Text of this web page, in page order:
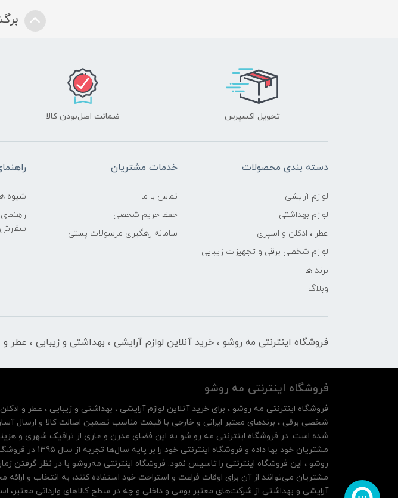
تحویل اکسپرس ضمانت اصل‌بودن کالا
دسته بندی محصولات
لوازم آرایشی
لوازم بهداشتی
عطر ، ادکلن و اسپری
لوازم شخصی برقی و تجهیزات زیبایی
برند ها
وبلاگ
خدمات مشتریان
تماس با ما
حفظ حریم شخصی
سامانه رهگیری مرسولات پستی
شیوه
سفارش
فروشگاه اینترنتی مه‌ رو‌شو ، خرید آنلاین لوازم آرایشی ، بهداشتی و زیبایی ، عطر و
فروشگاه اینترنتی مه‌ رو‌شو
فروشگاه اینترنتی مه‌ رو‌شو ، برای خرید آنلاین لوازم آرایشی ، بهداشتی و زیبایی ، عطر و ادکلن
شخصی برقی ، برندهای معتبر ایرانی و خارجی با قیمت مناسب تضمین اصالت کالا و ارسال آسان
شده است. در فروشگاه اینترنتی مه رو شو به این فضای مدرن و عاری از ترافیک شهری و
مشتریان خود بها داده و فروشگاه
روشو ، این فروشگاه اینترنتی را تاسیس نمود. فروشگاه اینترنتی مه‌رو‌شو با در نظر گرفتن
مشتریان می‌توانند از آن‌ برای اوقات فراغت و استراحت خود استفاده کنند، به انتخاب و ارائه
آرایشی و بهداشتی از شرکت‌های معتبر بومی و داخلی و چه در سطح کالاهای وارداتی معتبر،